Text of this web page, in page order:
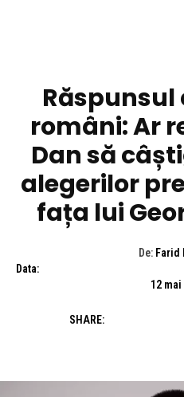
români: Ar
Dan să
alegerilor
fața lui
De: Farid
Data:
12 mai
SHARE: